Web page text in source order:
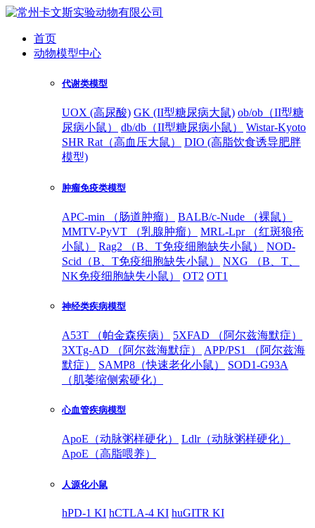
首页
动物模型中心
代谢类模型
UOX (高尿酸) GK (II型糖尿病大鼠) ob/ob（II型糖
尿病小鼠）
db/db（II型糖尿病小鼠）
Wistar-Kyoto
SHR Rat（高血压大鼠）
DIO (高脂饮食诱导肥胖
模型)
肿瘤免疫类模型
APC-min （肠道肿瘤）
BALB/c-Nude （裸鼠）
MMTV-PyVT （乳腺肿瘤）
MRL-Lpr （红斑狼疮
小鼠）
Rag2 （B、T免疫细胞缺失小鼠）
NOD-
Scid（B、T免疫细胞缺失小鼠）
NXG （B、T、
NK免疫细胞缺失小鼠）
OT2 OT1
神经类疾病模型
A53T （帕金森疾病）
5XFAD （阿尔兹海默症）
3XTg-AD （阿尔兹海默症）
APP/PS1 （阿尔兹海
默症）
SAMP8（快速老化小鼠）
SOD1-G93A
（肌萎缩侧索硬化）
心血管疾病模型
ApoE（动脉粥样硬化）
Ldlr（动脉粥样硬化）
ApoE（高脂喂养）
人源化小鼠
hPD-1 KI hCTLA-4 KI huGITR KI